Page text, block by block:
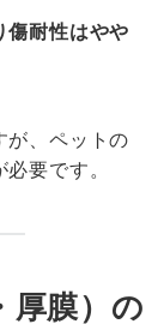
傷耐性はやや
が、ペットの
要です。
厚膜）の